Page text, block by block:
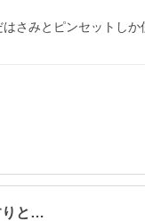
さみとピンセットし
りと…